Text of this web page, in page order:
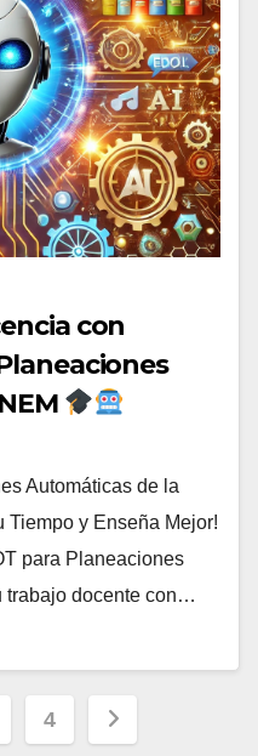
con
Automáticas de la
Tiempo y Enseña Mejor!
para Planeaciones
trabajo docente con…
4